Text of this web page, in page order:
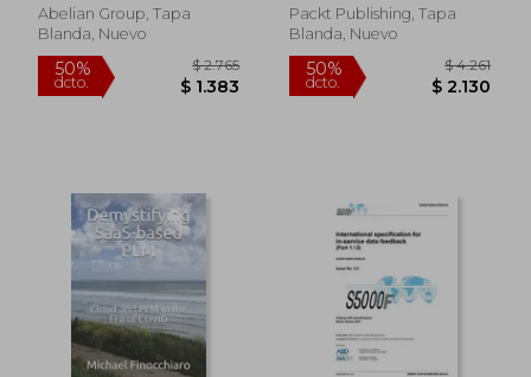
50%
dcto. $ 1.929
50%
dcto.
Transformation as
Your Competitive
Abelian Group, Tapa
Blanda, Nuevo
Packt Publishing, Tapa
Blanda, Nuevo